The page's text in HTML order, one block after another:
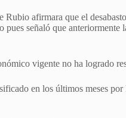
Rubio afirmara que el
pues señaló que
vigente no ha logrado
en los últimos meses